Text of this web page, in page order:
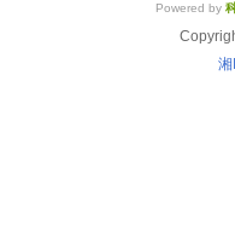
Powered by